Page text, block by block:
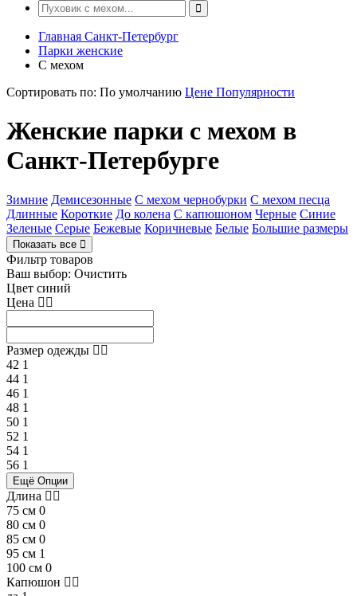
Главная Санкт-Петербург
Парки женские
С мехом
Сортировать по: По умолчанию Цене Популярности
Женские парки с мехом в
Санкт-Петербурге
Зимние Демисезонные С мехом чернобурки С мехом песца
Длинные Короткие До колена С капюшоном Черные Синие
Зеленые Серые Бежевые Коричневые Белые Большие размеры
Показать все
Фильтр товаров
Ваш выбор: Очистить
Цвет синий
Цена
Размер одежды
42 1
44 1
46 1
48 1
50 1
52 1
54 1
56 1
Ещё Опции
Длина
75 см 0
80 см 0
85 см 0
95 см 1
100 см 0
Капюшон